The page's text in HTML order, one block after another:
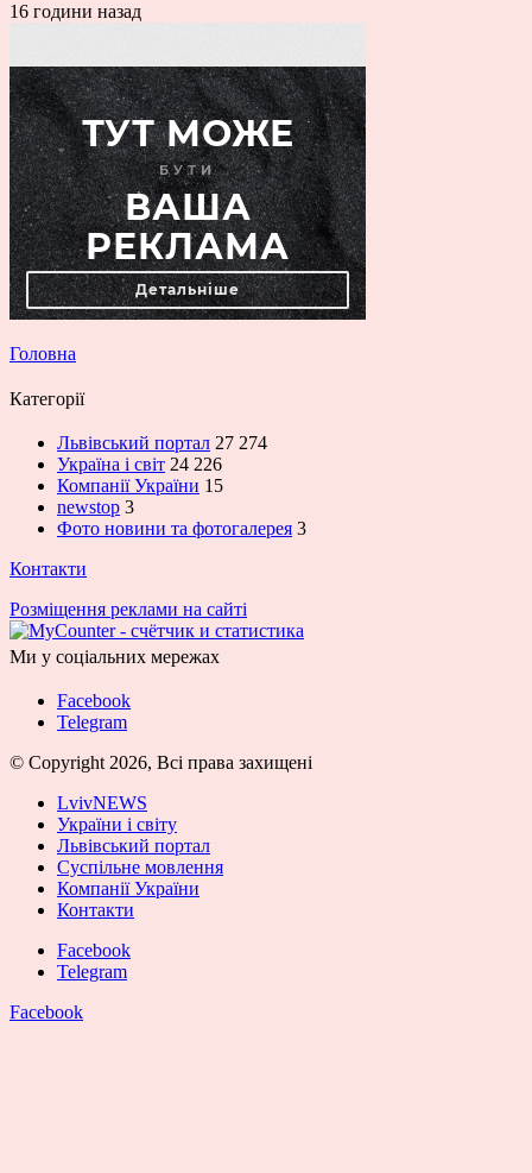
16 години назад
Головна
Категорії
Львівський портал 27 274
Україна і світ 24 226
Компанії України 15
newstop 3
Фото новини та фотогалерея 3
Контакти
Розміщення реклами на сайті
Ми у соціальних мережах
Facebook
Telegram
© Copyright 2026, Всі права захищені
LvivNEWS
України і світу
Львівський портал
Суспільне мовлення
Компанії України
Контакти
Facebook
Telegram
Facebook